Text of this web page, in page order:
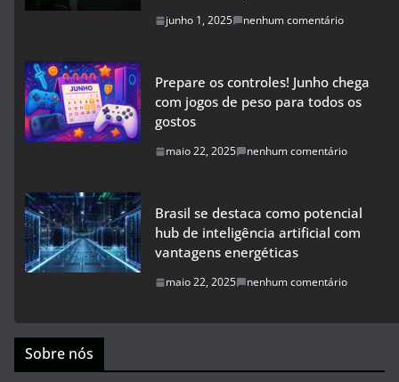
junho 1, 2025 nenhum comentário
Prepare os controles! Junho chega
com jogos de peso para todos os
gostos
maio 22, 2025 nenhum comentário
Brasil se destaca como potencial
hub de inteligência artificial com
vantagens energéticas
maio 22, 2025 nenhum comentário
Sobre nós